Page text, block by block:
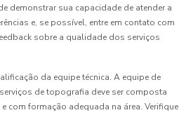
demonstrar sua capacidade de atender a
e, se possível, entre em contato com
sobre a qualidade dos serviços
da equipe técnica. A equipe de
de topografia deve ser composta
com formação adequada na área. Verifique